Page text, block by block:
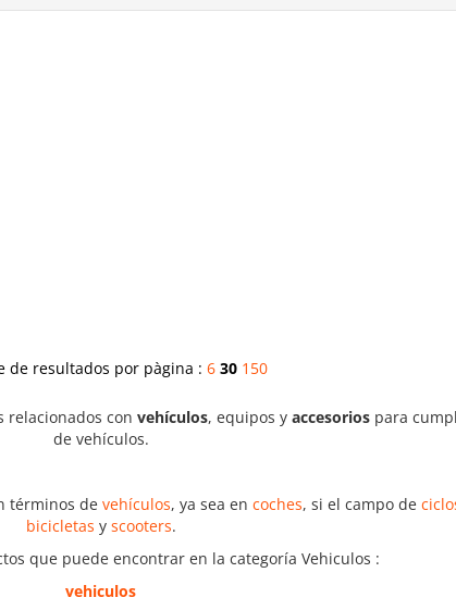
de resultados por pàgina : 6 30 150
relacionados con vehículos, equipos y accesorios para
de vehículos.
términos devehículos, ya sea encoches, si el campo de
bicicletas y scooters.
que puede encontrar en la categoría Vehiculos :
vehiculos